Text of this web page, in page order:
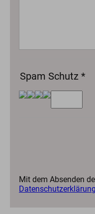
Spam Schutz *
Mit dem Absenden
Datenschutzerklärung